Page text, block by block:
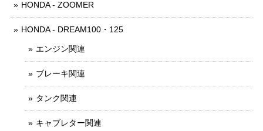
HONDA - ZOOMER
HONDA - DREAM100・125
エンジン関連
ブレーキ関連
タンク関連
キャブレター関連